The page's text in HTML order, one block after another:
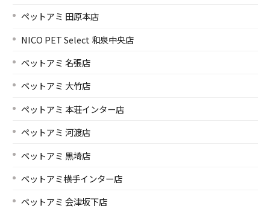
ペットアミ 田原本店
NICO PET Select 和泉中央店
ペットアミ 名張店
ペットアミ 大竹店
ペットアミ 本荘インター店
ペットアミ 河渡店
ペットアミ 黒埼店
ペットアミ横手インター店
ペットアミ 会津坂下店